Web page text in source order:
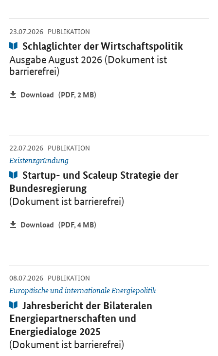
23.07.2026 -
PUBLIKATION
Publikation:
Schlaglichter der Wirtschaftspolitik
Ausgabe August 2026 (Dokument ist
barrierefrei)
Download (PDF, 2 MB)
Öffnet PDF "Schlaglichter der Wirtschaftspolitik" in neuem
22.07.2026 -
PUBLIKATION
Existenzgründung
Publikation:
Startup- und Scaleup Strategie der
Bundesregierung
(Dokument ist barrierefrei)
Download (PDF, 4 MB)
Öffnet PDF "Startup- und Scaleup Strategie der Bundesregierung"
08.07.2026 -
PUBLIKATION
Europäische und internationale Energiepolitik
Publikation:
Jahresbericht der Bilateralen
Energiepartnerschaften und
Energiedialoge 2025
(Dokument ist barrierefrei)
Öffnet PDF "Jahresbericht der Bilateralen